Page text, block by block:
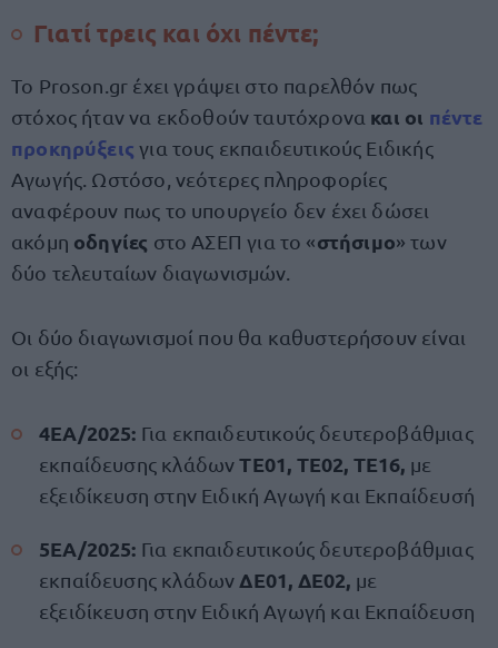
Γιατί τρεις και όχι πέντε;
Το Proson.gr έχει γράψει στο παρελθόν πως
στόχος ήταν να εκδοθούν ταυτόχρονα και οι πέντε
προκηρύξεις για τους εκπαιδευτικούς Ειδικής
Αγωγής. Ωστόσο, νεότερες πληροφορίες
αναφέρουν πως το υπουργείο δεν έχει δώσει
ακόμη οδηγίες στο ΑΣΕΠ για το «στήσιμο» των
δύο τελευταίων διαγωνισμών.
Οι δύο διαγωνισμοί που θα καθυστερήσουν είναι
οι εξής:
4ΕΑ/2025: Για εκπαιδευτικούς δευτεροβάθμιας
εκπαίδευσης κλάδωνΤΕ01, ΤΕ02, ΤΕ16, με
εξειδίκευση στην Ειδική Αγωγή και Εκπαίδευσή
5ΕΑ/2025: Για εκπαιδευτικούς δευτεροβάθμιας
εκπαίδευσης κλάδων ΔΕ01, ΔΕ02, με
εξειδίκευση στην Ειδική Αγωγή και Εκπαίδευση